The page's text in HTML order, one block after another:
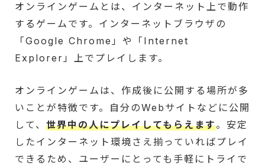
オンラインゲームとは、インターネット上で動作
するゲームです。インターネットブラウザの
「Google Chrome」や「Internet
Explorer」上でプレイします。
オンラインゲームは、作成後に公開する場所が多
いことが特徴です。自分のWebサイトなどに公開
して、 世界中の人にプレイしてもらえます。安定
したインターネット環境さえ揃っていればプレイ
できるため、ユーザーにとっても手軽にトライで